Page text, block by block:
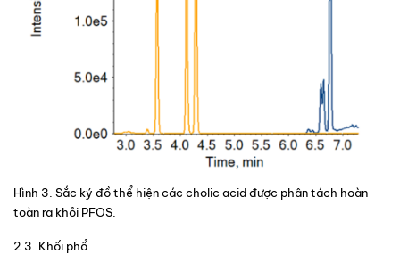
Hình 3 . Sắc ký đồ thể hiện các cholic acid được phân tách hoàn
toàn ra khỏi PFOS.
2.3. Khối phổ